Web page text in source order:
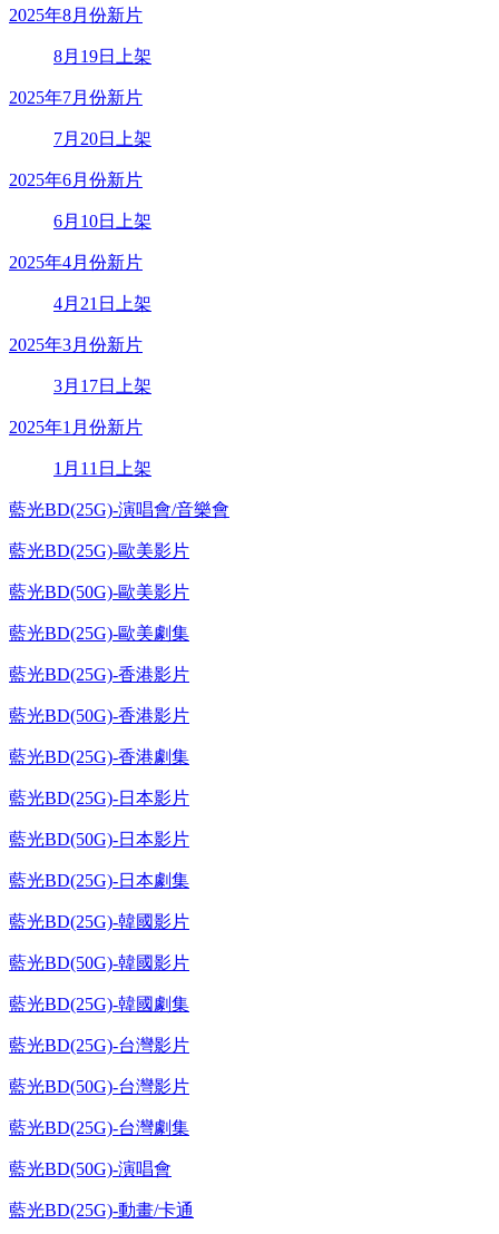
2025年8月份新片
8月19日上架
2025年7月份新片
7月20日上架
2025年6月份新片
6月10日上架
2025年4月份新片
4月21日上架
2025年3月份新片
3月17日上架
2025年1月份新片
1月11日上架
藍光BD(25G)-演唱會/音樂會
藍光BD(25G)-歐美影片
藍光BD(50G)-歐美影片
藍光BD(25G)-歐美劇集
藍光BD(25G)-香港影片
藍光BD(50G)-香港影片
藍光BD(25G)-香港劇集
藍光BD(25G)-日本影片
藍光BD(50G)-日本影片
藍光BD(25G)-日本劇集
藍光BD(25G)-韓國影片
藍光BD(50G)-韓國影片
藍光BD(25G)-韓國劇集
藍光BD(25G)-台灣影片
藍光BD(50G)-台灣影片
藍光BD(25G)-台灣劇集
藍光BD(50G)-演唱會
藍光BD(25G)-動畫/卡通